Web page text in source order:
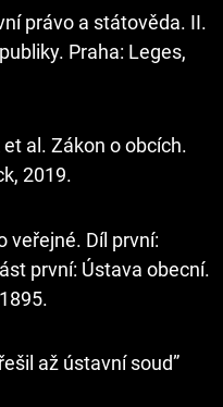
právo a státověda. II.
Praha: Leges,
al. Zákon o obcích.
2019.
veřejné. Díl první:
první: Ústava obecní.
až ústavní soud”